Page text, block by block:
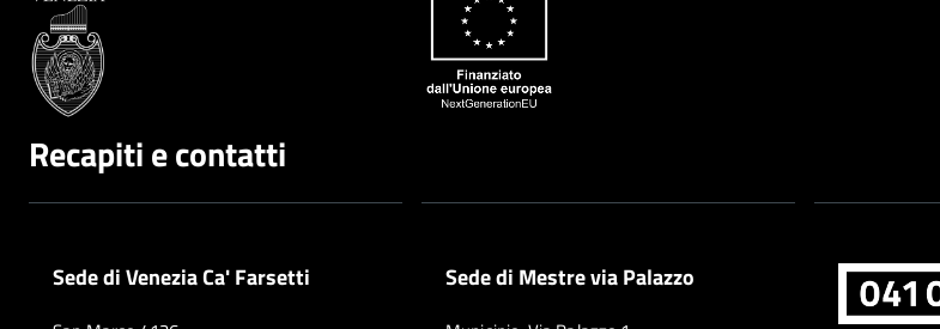
Recapiti e contatti
Sede di Venezia Ca' Farsetti Sede di Mestre via Palazzo